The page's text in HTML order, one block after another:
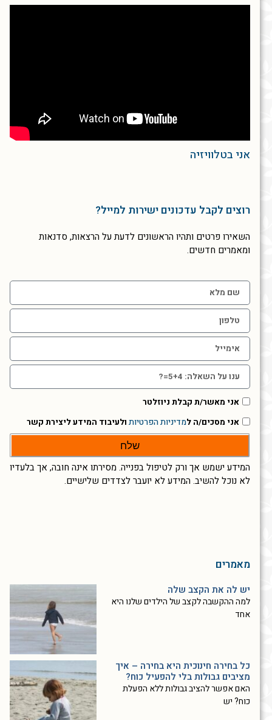
אני בטלוויזיה
רוצים לקבל עדכונים ישירות למייל?
השאירו פרטים ותהיו הראשונים לדעת על הרצאות, סדנאות
ומאמרים חדשים.
אני מאשר/ת קבלת ניוזלטר
אני מסכים/ה למדיניות הפרטיות ולעיבוד המידע ליצירת קשר
שלח
המידע ישמש אך ורק לטיפול בפנייה. מסירתו אינה חובה, אך בלעדיו
לא נוכל להשיב. המידע לא יועבר לצדדים שלישיים.
מאמרים
יש לה את הקצב שלה
למה ההקשבה לקצב של הילדים שלנו היא
אחד
כל בחירה חינוכית היא בחירה – איך
מציבים גבולות בלי להפעיל כוח?
האם אפשר להציב גבולות ללא הפעלת
כוח? יש